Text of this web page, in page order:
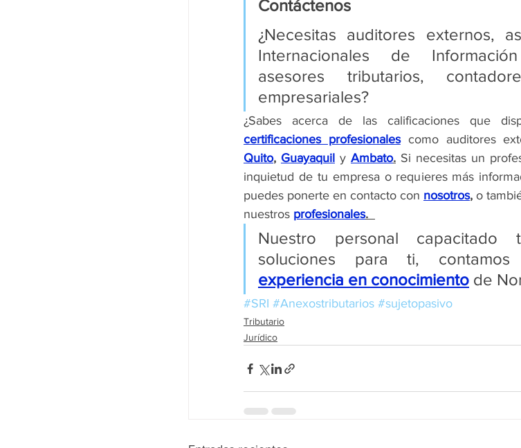
Contáctenos
¿Necesitas auditores externos,
Internacionales de
asesores tributarios,
empresariales?
certificaciones profesionales
Quito, Guayaquil y Ambato. Si necesitas un
inquietud de tu empresa o requieres más
puedes ponerte en contacto con nosotros, o
nuestros profesionales.
Nuestro personal capacitado
experiencia en conocimiento de
#SRI #Anexostributarios #sujetopasivo
Tributario
Jurídico